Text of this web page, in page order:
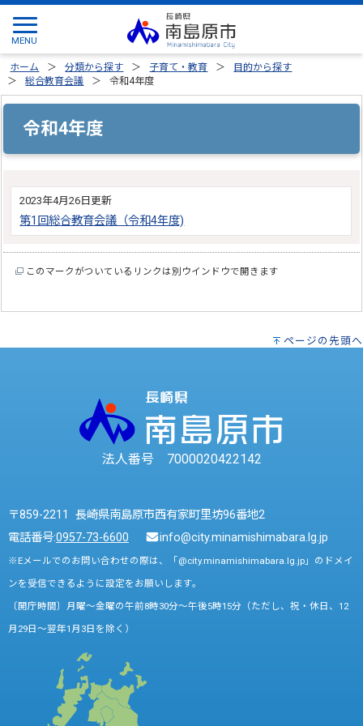
ホーム 分類から探す 子育て・教育
目的から探す
総合教育会議
令和4年度
令和4年度
2023年4月26日更新
第1回総合教育会議（令和4年度)
このマークがついているリンクは別ウインドウで開きます
ページの先頭へ
法人番号 7000020422142
〒859-2211 長崎県南島原市西有家町里坊96番地2
電話番号:0957-73-6600 info@city.minamishimabara.lg.jp
※Eメールでのお問い合わせの際は、「@city.minamishimabara.lg.jp」のドメイ
ンを受信できるように設定をお願いします。
〔開庁時間〕月曜～金曜の午前8時30分～午後5時15分（ただし、祝・休日、12
月29日～翌年1月3日を除く）